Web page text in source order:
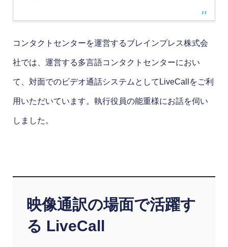
コンタクトセンターを運営するブレインプレス株式会
社では、運営する多言語コンタクトセンターにおい
て、対面でのビデオ通話システムとしてLiveCallをご利
用いただいています。執行役員の能重様にお話を伺い
しました。
映像通訳の場面で活躍す
る LiveCall